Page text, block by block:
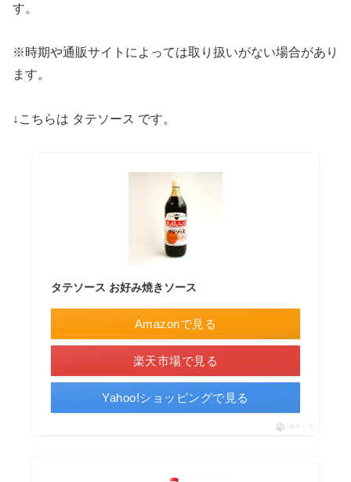
す。
※時期や通販サイトによっては取り扱いがない場合があり
ます。
↓こちらは タテソース です。
タテソース お好み焼きソース
Amazonで見る
楽天市場で見る
Yahoo!ショッピングで見る
ポチップ